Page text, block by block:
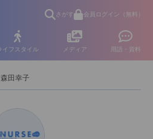
さがす 会員ログイン（無料）
イフスタイル メディア 用語・資料
森田幸子